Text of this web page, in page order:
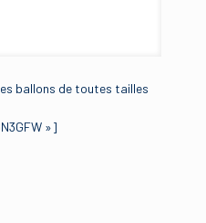
ballons de toutes tailles
»]